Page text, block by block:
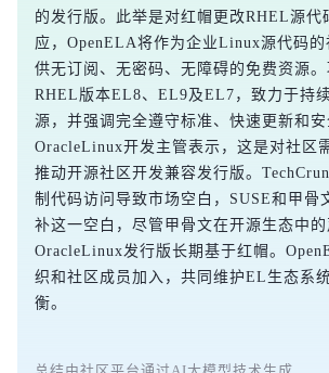
的发行版。此举是对红帽更改RHEL源代
应，OpenELA将作为企业Linux源代码
供无订阅、无密码、无障碍的免费资源
RHEL版本EL8、EL9及EL7，致力于持
源，并强调完全遵守标准、快速更新和安
OracleLinux开发主管表示，这是对社区
推动开源社区开发兼容发行版。
制代码访问导致市场空白，SUSE和甲骨
补这一空白，尽管甲骨文在开源生态中
OracleLinux发行版长期基于红帽。
织和社区成员加入，共同维护EL生态系
衡。